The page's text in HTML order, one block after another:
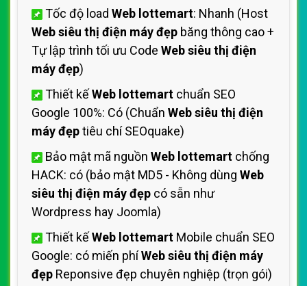
Tốc độ load Web lottemart: Nhanh (Host
Web siêu thị điện máy đẹp băng thông cao +
Tự lập trình tối ưu Code Web siêu thị điện
máy đẹp)
Thiết kếWeb lottemart chuẩn SEO
Google 100%: Có (Chuẩn Web siêu thị điện
máy đẹptiêu chí SEOquake)
Bảo mật mã nguồn Web lottemart chống
HACK: có (bảo mật MD5 - Không dùng Web
siêu thị điện máy đẹp có sẵn như
Wordpress hay Joomla)
Thiết kếWeb lottemart Mobile chuẩn SEO
Google: có miến phíWeb siêu thị điện máy
đẹp Reponsive đẹp chuyên nghiệp (trọn gói)